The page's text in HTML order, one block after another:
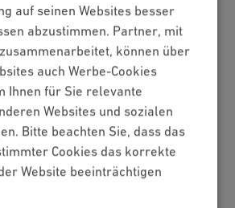
auf seinen Websites besser
abzustimmen. Partner, mit
können über
auch Werbe-Cookies
Ihnen für Sie relevante
Websites und sozialen
Bitte beachten Sie, dass das
Cookies das korrekte
Website beeinträchtigen
Packs
+ Mobilfunk
+ TV + Mobilfunk
+ TV + Festnetz
Fernsehen